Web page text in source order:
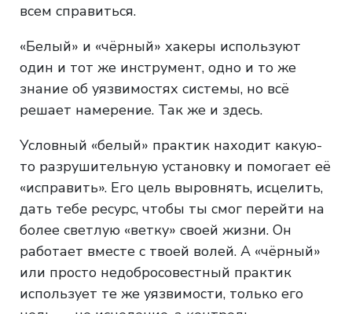
всем справиться.
«Белый» и «чёрный» хакеры используют
один и тот же инструмент, одно и то же
знание об уязвимостях системы, но всё
решает намерение. Так же и здесь.
Условный «белый» практик находит какую-
то разрушительную установку и помогает её
«исправить». Его цель выровнять, исцелить,
дать тебе ресурс, чтобы ты смог перейти на
более светлую «ветку» своей жизни. Он
работает вместе с твоей волей. А «чёрный»
или просто недобросовестный практик
использует те же уязвимости, только его